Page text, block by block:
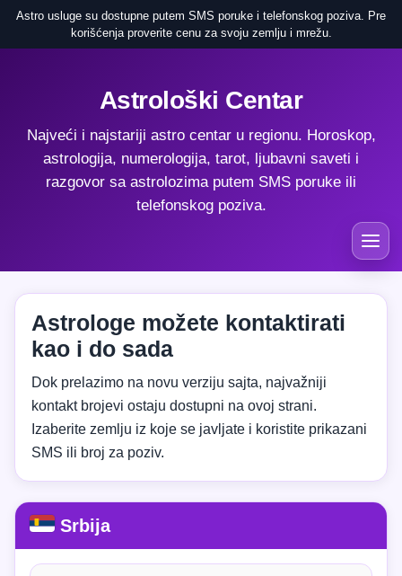
Astro usluge su dostupne putem SMS poruke i telefonskog poziva. Pre
korišćenja proverite cenu za svoju zemlju i mrežu.
Astrološki Centar
Najveći i najstariji astro centar u regionu. Horoskop,
astrologija, numerologija, tarot, ljubavni saveti i
razgovor sa astrolozima putem SMS poruke ili
telefonskog poziva.
Astrologe možete kontaktirati
kao i do sada
Dok prelazimo na novu verziju sajta, najvažniji
kontakt brojevi ostaju dostupni na ovoj strani.
Izaberite zemlju iz koje se javljate i koristite prikazani
SMS ili broj za poziv.
Srbija